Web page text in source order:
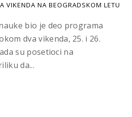
VIKENDA NA BEOGRADSKOM LETU
bio je deo programa
dva vikenda, 25. i 26.
su posetioci na
da...